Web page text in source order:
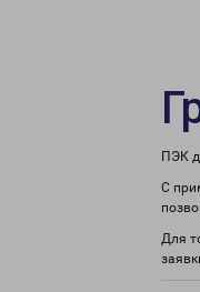
ПЭК
С
Для